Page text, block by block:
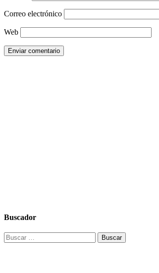
Correo electrónico
Web
Buscador
Buscar: